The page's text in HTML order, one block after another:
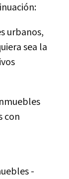
urbanos,
sea la
con
-